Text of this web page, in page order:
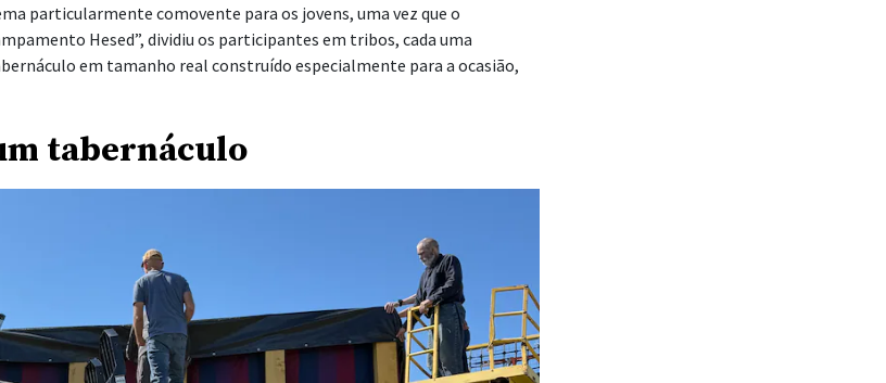
particularmente comovente para os jovens, uma vez que o
Hesed”, dividiu os participantes em tribos, cada uma
em tamanho real construído especialmente para a ocasião,
tabernáculo